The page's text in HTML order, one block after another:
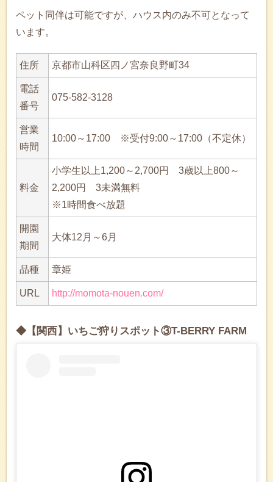
ペット同伴は可能ですが、ハウス内のみ不可となって
います。
住所 京都市山科区四ノ宮奈良野町34
電話
番号
075-582-3128
営業
時間
10:00～17:00 ※受付9:00～17:00（不定休）
料金
小学生以上1,200～2,700円 3歳以上800～
2,200円 3未満無料
※1時間食べ放題
開園
期間
大体12月～6月
品種 章姫
URL http://momota-nouen.com/
◆【関西】いちご狩りスポット③T-BERRY FARM